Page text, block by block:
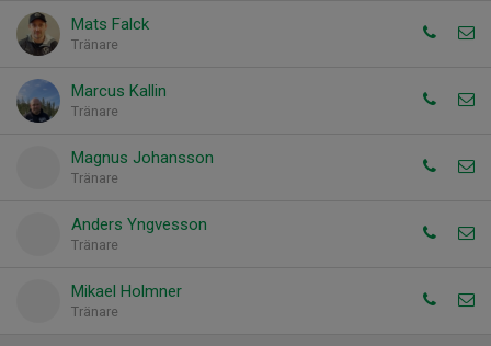
Mats Falck
Tränare
Marcus Kallin
Tränare
Magnus Johansson
Tränare
Anders Yngvesson
Tränare
Mikael Holmner
Tränare